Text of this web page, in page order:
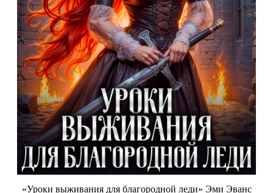
«Уроки выживания для благородной леди» Эми Эванс